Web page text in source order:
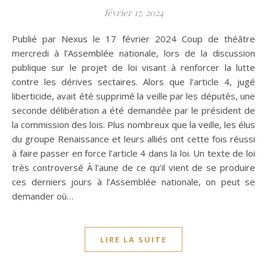
février 17, 2024
Publié par Nexus le 17 février 2024 Coup de théâtre
mercredi à l’Assemblée nationale, lors de la discussion
publique sur le projet de loi visant à renforcer la lutte
contre les dérives sectaires. Alors que l’article 4, jugé
liberticide, avait été supprimé la veille par les députés, une
seconde délibération a été demandée par le président de
la commission des lois. Plus nombreux que la veille, les élus
du groupe Renaissance et leurs alliés ont cette fois réussi
à faire passer en force l’article 4 dans la loi. Un texte de loi
très controversé À l’aune de ce qu’il vient de se produire
ces derniers jours à l’Assemblée nationale, on peut se
demander où…
LIRE LA SUITE